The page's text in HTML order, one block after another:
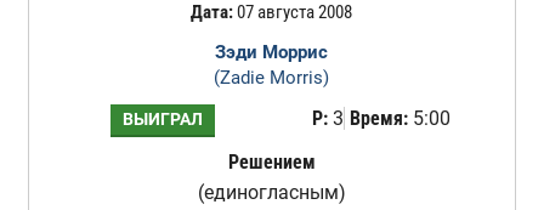
Дата:07 августа 2008
Зэди Моррис
(Zadie Morris)
ВЫИГРАЛ Р:3 Время:5:00
Решением
(единогласным)